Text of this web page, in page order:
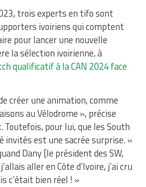
trois experts en tifo sont
ivoiriens qui comptent
pour lancer une nouvelle
la sélection ivoirienne, à
qualificatif à la CAN 2024 face
créer une animation, comme
au Vélodrome », précise
Toutefois, pour lui, que les South
invités est une sacrée surprise. «
Dany [le président des SW,
aller en Côte d’Ivoire, j’ai cru
c’était bien réel ! »